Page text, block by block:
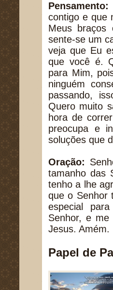
Pensamento:
contigo e que
Meus braços
sente-se um
veja que Eu
que você é.
para Mim,
ninguém
passando,
Quero muito
hora de
preocupa e
soluções que
Oração:
tamanho das
tenho a lhe
que o Senhor
especial
Senhor, e
Jesus. Amém.
Papel de